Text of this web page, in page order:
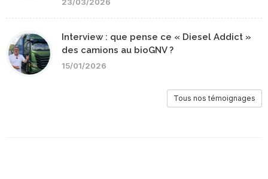
23/03/2026
Interview : que pense ce « Diesel Addict »
des camions au bioGNV ?
15/01/2026
Tous nos témoignages